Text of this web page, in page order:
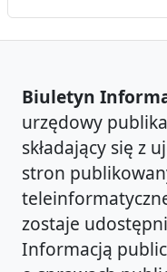
Biuletyn
urzędowy
składający się z
stron
zostaje
Informacją